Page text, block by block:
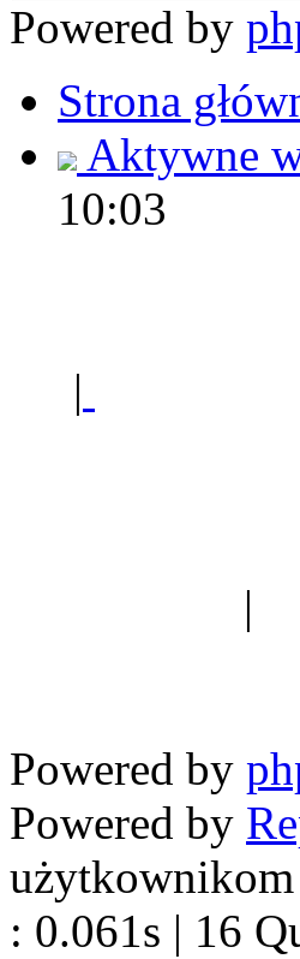
Powered by
Strona
Aktywne
10:03
|
|
Powered by
Powered by
: 0.061s | 16